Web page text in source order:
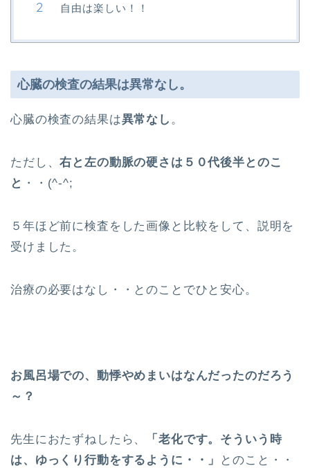
自由は楽しい！！
心臓の検査の結果は異常なし。
心臓の検査の結果は異常なし 。
ただし、右と左の動脈の硬さは５０代後半とのこ
と ・・(^-^;
５年ほど前に検査をした画像と比較をして、説明を
受けました。
治療の必要はなし・・とのことでひと安心。
お風呂場での、動悸やめまいはなんだったのだろう
～？
先生におたずねしたら、
「老化です。そういう時
は、ゆっくり行動をするように・・」
とのこと・・